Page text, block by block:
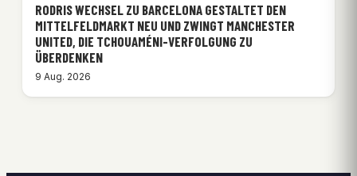
RODRIS WECHSEL ZU BARCELONA GESTALTET DEN
MITTELFELDMARKT NEU UND ZWINGT MANCHESTER
UNITED, DIE TCHOUAMÉNI-VERFOLGUNG ZU
ÜBERDENKEN
9 Aug. 2026